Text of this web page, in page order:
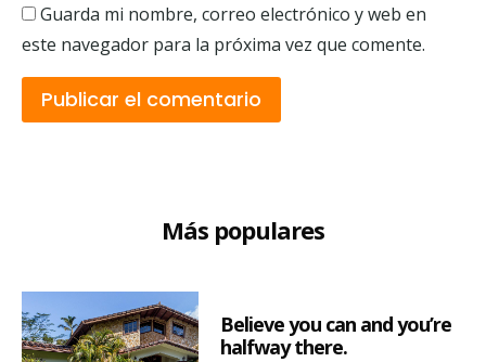
Guarda mi nombre, correo electrónico y web en
este navegador para la próxima vez que comente.
Más populares
Believe you can and you’re
halfway there.